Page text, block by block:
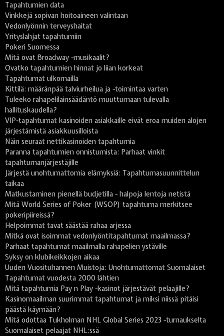
Tapahtumien data
Vinkkejä sopivan hoitoaineen valintaan
Vedonlyönnin terveyshaitat
Yrityslahjat tapahtumiin
Pokeri Suomessa
Mitä ovat Broadway -musikaalit?
Ovatko tapahtumien hinnat jo liian korkeat
Tapahtumat ulkomailla
Kittilä: määränpää talviurheilua ja -toimintaa varten
Tuleeko rahapelilainsäädäntö muuttumaan tulevalla
hallituskaudella?
VIP-tapahtumat kasinoiden asiakkaille eivät eroa muiden alojen
järjestämistä asiakkuusilloista
Näin seuraat nettikasinoiden tapahtumia
Paranna tapahtumien onnistumista: Parhaat vinkit
tapahtumanjärjestäjille
Järjestä unohtumattomia elämyksiä: Tapahtumasuunnittelun
taikaa
Matkustaminen pienellä budjetilla - halpoja lentoja netistä
Mitä World Series of Poker (WSOP) tapahtuma merkitsee
pokeripiireissä?
Helpoimmat tavat säästää rahaa arjessa
Mitkä ovat isoimmat vedonlyöntitapahtumat maailmassa?
Parhaat tapahtumat maailmalla rahapelien ystäville
Syksy on klubikeikkojen aikaa
Uuden Vuosituhannen Muistoja: Unohtumattomat Suomalaiset
Tapahtumat vuodesta 2000 lähtien
Mitä tapahtumia Pay n Play -kasinot järjestävät pelaajille?
Kasinomaailman suurimmat tapahtumat ja miksi niissä pitäisi
päästä käymään?
Mitä odottaa Tukholman NHL Global Series 2023 -turnaukselta
Suomalaiset pelaajat NHL:ssä